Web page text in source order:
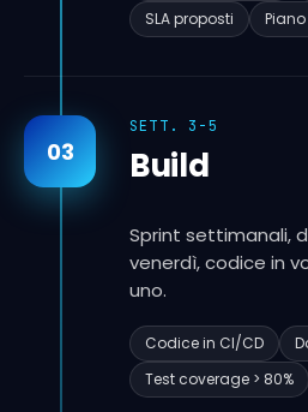
SLA proposti
03
SETT. 3-5
Build
Sprint settimanali,
venerdì, codice in
uno.
Codice in CI/CD
Test coverage > 80%